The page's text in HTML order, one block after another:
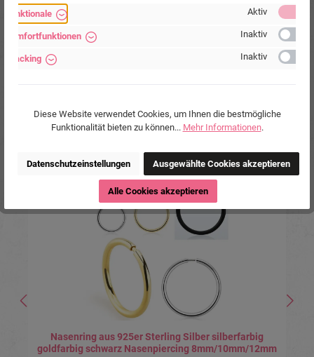
Produktgalerie überspringen
Ähnliche Produkte
Nasenring aus 925er Sterling Silber silberfarbig
goldfarbig schwarz Nasenpiercing 8mm/10mm/12mm
Funktionale Aktiv
Komfortfunktionen Inaktiv
Tracking Inaktiv
Diese Website verwendet Cookies, um Ihnen die bestmögliche
Funktionalität bieten zu können... Mehr Informationen.
Datenschutzeinstellungen Ausgewählte Cookies akzeptieren
Alle Cookies akzeptieren